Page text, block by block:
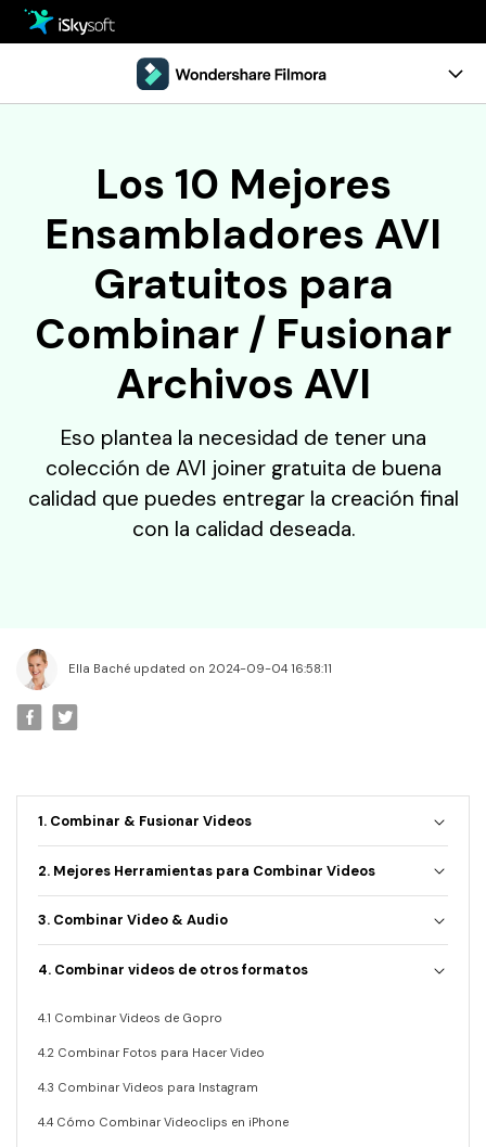
Utilidad
Diseño
Centro de Descarga
Tienda
Referencia
Comentarios
Recursos
Programa de Edición de Video
• Editar Videos en Windows
• Editar Videos en Mac
• Editar Videos con Móviles
• Combinar Videos
• Cortar Videos
• Cambiar Cara
• Crear Memes
• Añadir Emojis
Videos de Redes Sociales
• Instagram Video
• Facebook Video
Más Recursos
Pruébalo Gratis Comprar
Los 10 Mejores
Ensambladores AVI
Gratuitos para
Combinar / Fusionar
Archivos AVI
Eso plantea la necesidad de tener una
colección de AVI joiner gratuita de buena
calidad que puedes entregar la creación final
con la calidad deseada.
Ella Baché updated on 2024-09-04 16:58:11
1. Combinar & Fusionar Videos
2. Mejores Herramientas para Combinar Videos
3. Combinar Video & Audio
4. Combinar videos de otros formatos
4.1 Combinar Videos de Gopro
4.2 Combinar Fotos para Hacer Video
4.3 Combinar Videos para Instagram
4.4 Cómo Combinar Videoclips en iPhone